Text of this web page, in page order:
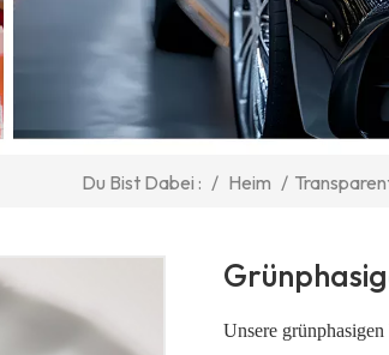
Du Bist Dabei : / Heim /
Unsere